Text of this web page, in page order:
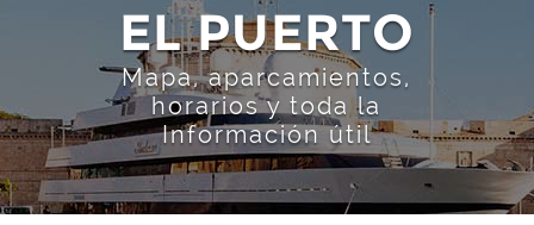
EL PUERTO
Mapa, aparcamientos,
horarios y toda la
Información útil